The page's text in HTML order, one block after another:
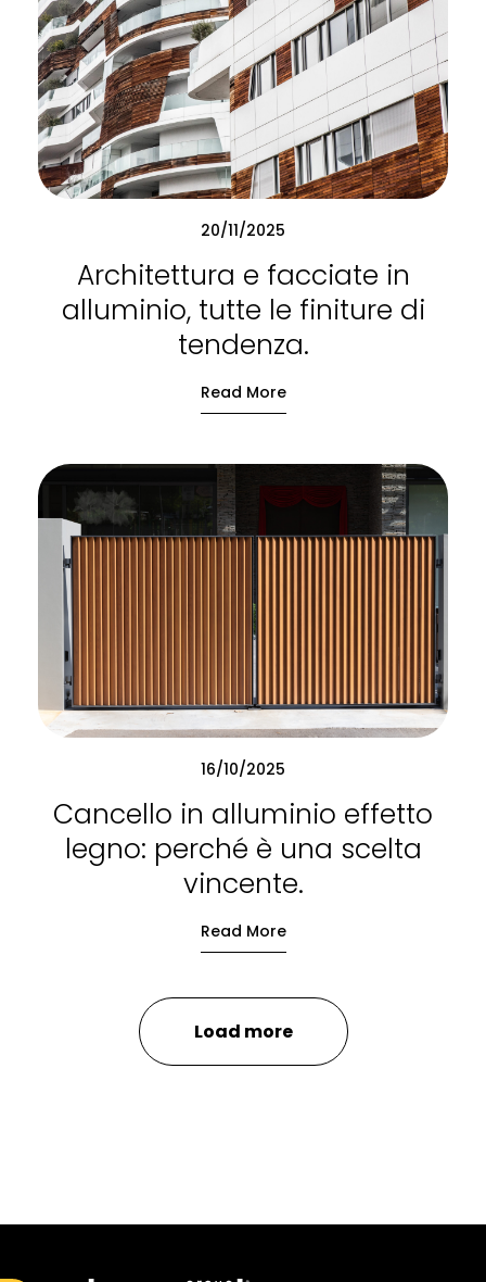
20/11/2025
Architettura e facciate in
alluminio, tutte le finiture di
tendenza.
Read More
16/10/2025
Cancello in alluminio effetto
legno: perché è una scelta
vincente.
Read More
Load more